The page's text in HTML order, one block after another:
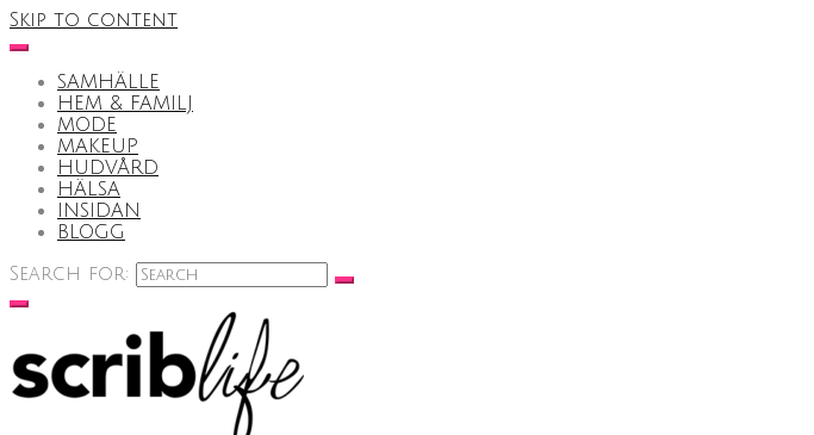
Skip to content
SAMHÄLLE
HEM & FAMILJ
MODE
MAKEUP
HUDVÅRD
HÄLSA
INSIDAN
BLOGG
Search for: